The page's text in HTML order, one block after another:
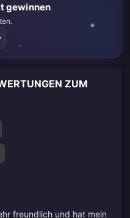
gewinnen
ZUM
freundlich und hat mein